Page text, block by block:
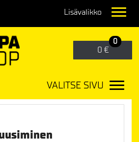
0 €
0
VALITSE SIVU